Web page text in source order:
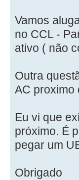
Vamos
no CCL -
ativo ( não
Outra
AC proximo
Eu vi que
próximo. É
pegar um
Obrigado